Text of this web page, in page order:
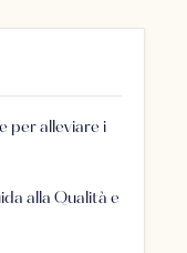
per alleviare i
alla Qualità e